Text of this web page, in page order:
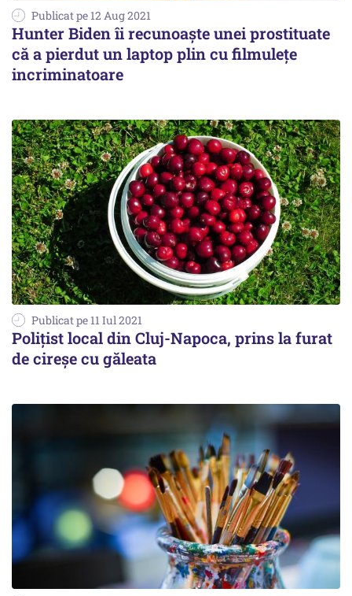
Publicat pe 12 Aug 2021
Hunter Biden îi recunoaște unei prostituate
că a pierdut un laptop plin cu filmulețe
incriminatoare
Publicat pe 11 Iul 2021
Polițist local din Cluj-Napoca, prins la furat
de cireșe cu găleata